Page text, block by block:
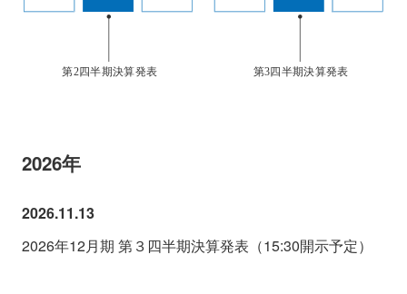
2026年
2026.11.13
2026年12月期 第３四半期決算発表（15:30開示予定）